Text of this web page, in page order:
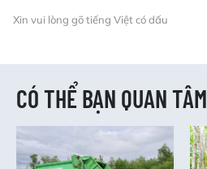
Xin vui lòng gõ tiếng Việt có dấu
CÓ THỂ BẠN QUAN TÂM